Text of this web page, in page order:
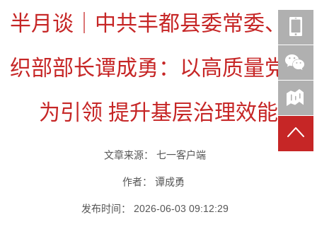
干部任免
七一视角
人才工作
作风建设
党刊好文
党史参阅
七一文学
七一号
半月谈｜中共丰都县委常委、组
织部部长谭成勇：以高质量党建
为引领 提升基层治理效能
文章来源： 七一客户端
作者： 谭成勇
发布时间： 2026-06-03 09:12:29